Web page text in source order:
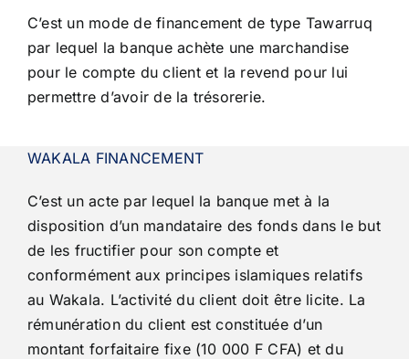
C’est un mode de financement de type Tawarruq
par lequel la banque achète une marchandise
pour le compte du client et la revend pour lui
permettre d’avoir de la trésorerie.
WAKALA FINANCEMENT
C’est un acte par lequel la banque met à la
disposition d’un mandataire des fondsdans le but
de les fructifier pour son compte et
conformément aux principes islamiques relatifs
au Wakala. L’activité du client doit être licite. La
rémunération du client est constituée d’un
montant forfaitaire fixe (10 000 F CFA) et du